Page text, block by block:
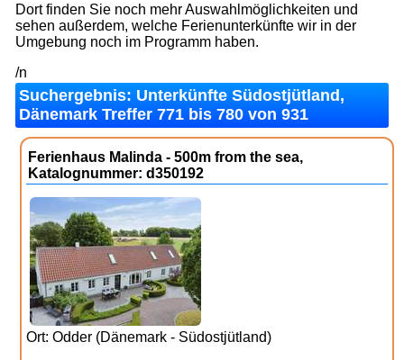
Dort finden Sie noch mehr Auswahlmöglichkeiten und
sehen außerdem, welche Ferienunterkünfte wir in der
Umgebung noch im Programm haben.
/n
Suchergebnis: Unterkünfte Südostjütland,
Dänemark Treffer 771 bis 780 von 931
Ferienhaus Malinda - 500m from the sea,
Katalognummer: d350192
Ort: Odder (Dänemark - Südostjütland)